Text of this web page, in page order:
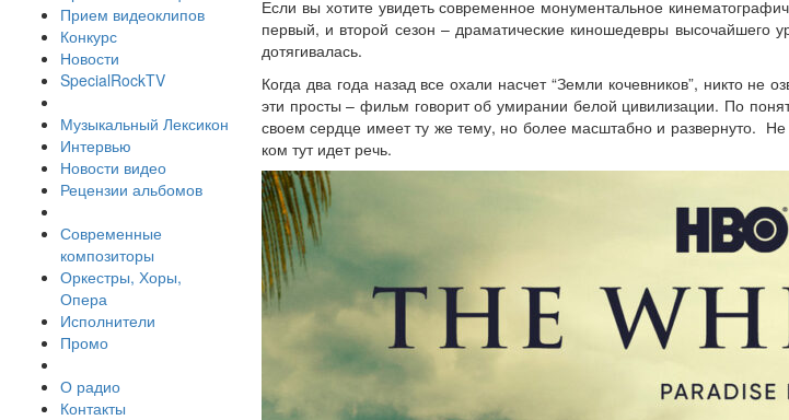
Прием видеоклипов
Конкурс
Новости
SpecialRockTV
Музыкальный Лексикон
Интервью
Новости видео
Рецензии альбомов
Современные
композиторы
Оркестры, Хоры,
Опера
Исполнители
Промо
О радио
Контакты
Если вы хотите увидеть современное монументальное
первый, и второй сезон – драматические киношедевры высочайшего
дотягивалась.
Когда два года назад все охали насчет “Земли кочевников”, никто не
эти просты – фильм говорит об умирании белой цивилизации. По
своем сердце имеет ту же тему, но более масштабно и развернуто.
ком тут идет речь.